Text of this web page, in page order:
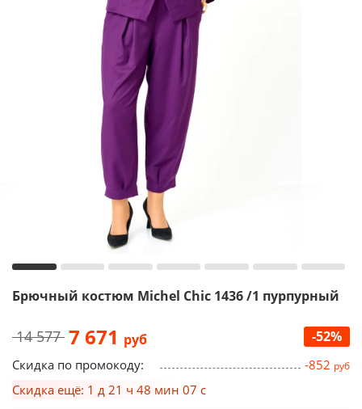
Брючный костюм Michel Chic 1436 /1 пурпурный
14 577 7 671 руб -52%
Скидка по промокоду: -852 руб
Скидка ещё: 1 д 21 ч 48 мин 06 с